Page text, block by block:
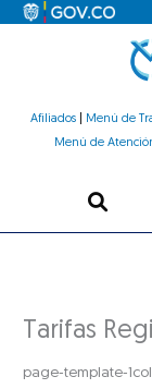
Afiliados| Menú de
Menú de
Tarifas
page-template-